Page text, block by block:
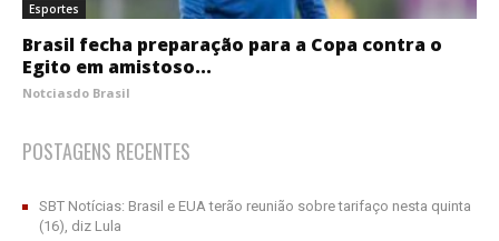
Esportes
Brasil fecha preparação para a Copa contra o
Egito em amistoso...
Notciasdo Brasil
POSTAGENS RECENTES
SBT Notícias: Brasil e EUA terão reunião sobre tarifaço nesta quinta
(16), diz Lula